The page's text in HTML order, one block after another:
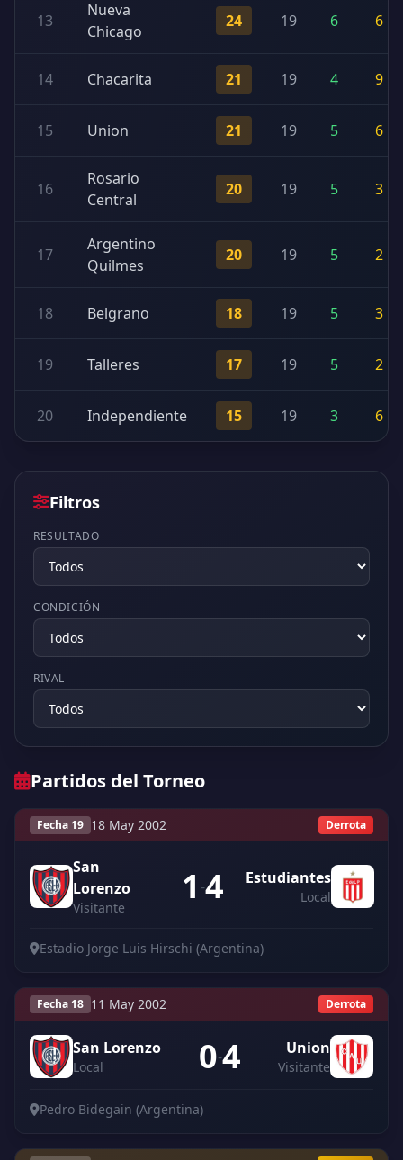
13
Nueva
Chicago
24 19 6 6
14 Chacarita 21 19 4 9
15 Union 21 19 5 6
16
Rosario
Central
20 19 5 3
17
Argentino
Quilmes
20 19 5 2
18 Belgrano 18 19 5 3
19 Talleres 17 19 5 2
20 Independiente 15 19 3 6
Filtros
RESULTADO
CONDICIÓN
RIVAL
Partidos del Torneo
Fecha 19 18 May 2002 Derrota
San
Lorenzo
Visitante 1 -4 Estudiantes
Local
Estadio Jorge Luis Hirschi (Argentina)
Fecha 18 11 May 2002 Derrota
San Lorenzo
Local 0-4 Union
Visitante
Pedro Bidegain (Argentina)